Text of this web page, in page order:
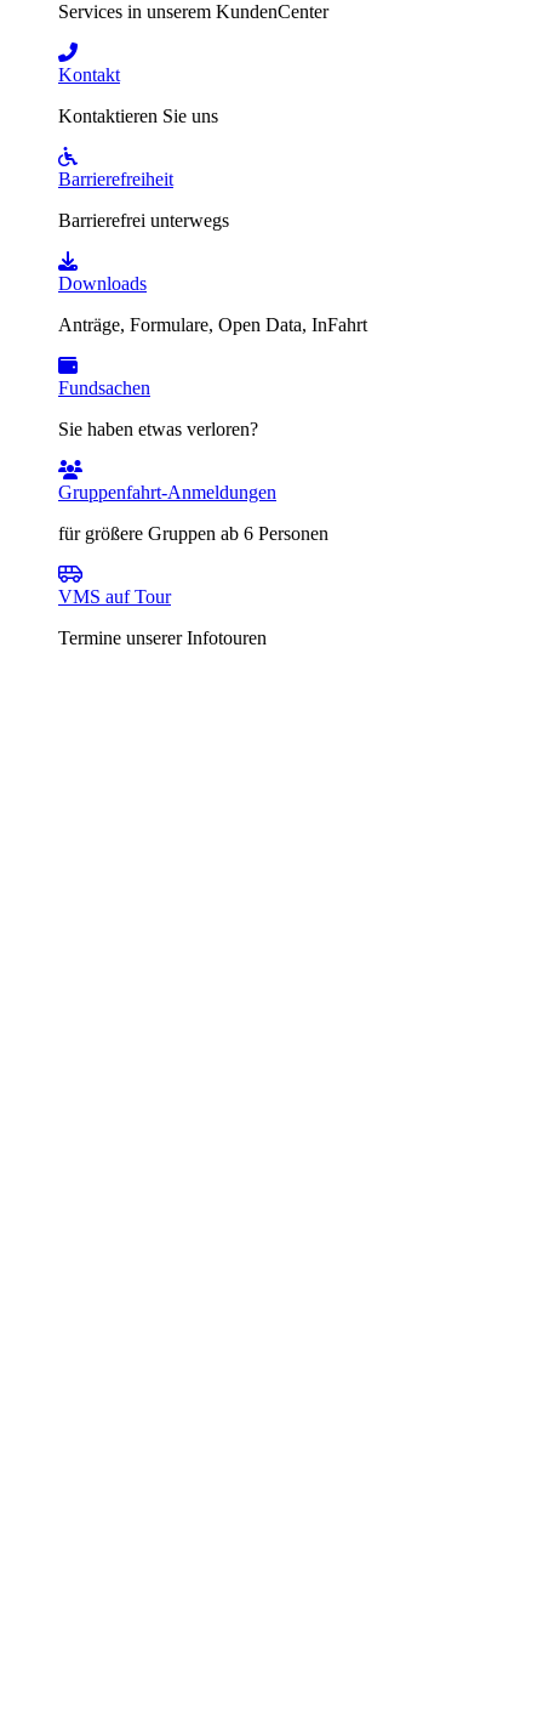
Services in unserem KundenCenter
Kontakt
Kontaktieren Sie uns
Barrierefreiheit
Barrierefrei unterwegs
Downloads
Anträge, Formulare, Open Data, InFahrt
Fundsachen
Sie haben etwas verloren?
Gruppenfahrt-Anmeldungen
für größere Gruppen ab 6 Personen
VMS auf Tour
Termine unserer Infotouren